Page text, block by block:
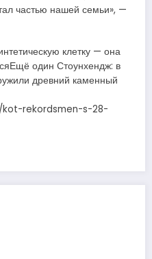
частью нашей семьи», —
клетку — она
один Стоунхендж: в
древний каменный
kot-rekordsmen-s-28-